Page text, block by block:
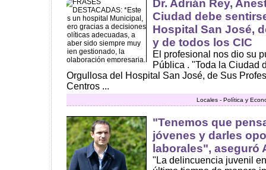
Dr. Adrián Rey,
Ciudad debe
Hospital San José,
y de todos los CIC
El profesional nos dio su
Pública . "Toda la Ciudad
Orgullosa del Hospital San José, de Sus
Centros ...
Locales - Política y
"Tenemos que
jóvenes y darles
laborales", aseguró
"La delincuencia juvenil